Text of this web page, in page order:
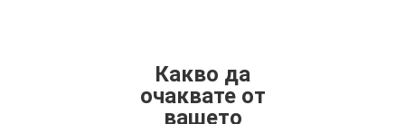
Какво да
очаквате от
вашето